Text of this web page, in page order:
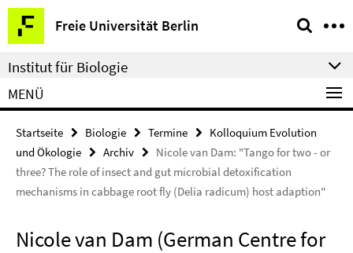
Springe
direkt
zu
Inhalt
Freie Universität Berlin
Service-
Navigation
Institut für Biologie
MENÜ
Startseite Biologie Termine
Kolloquium Evolution
und Ökologie
Archiv
Nicole van Dam: "Tango for two - or
three? The role of insect and gut microbial detoxification
mechanisms in cabbage root fly (Delia radicum) host adaption"
Nicole van Dam (German Centre for